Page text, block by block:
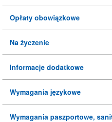
Opłaty obowiązkowe
Na życzenie
Informacje dodatkowe
Wymagania językowe
Wymagania paszportowe,